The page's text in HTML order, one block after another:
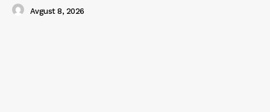
Avgust 8, 2026